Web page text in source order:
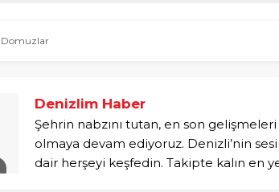
Domuzlar
Denizlim Haber
Şehrin nabzını tutan, en son
olmaya devam ediyoruz. Denizli’nin
dair herşeyi keşfedin. Takipte kalın en